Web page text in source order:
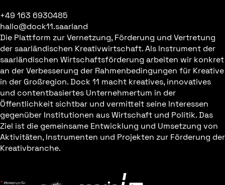
+49 163 6930485
hallo@dock11.saarland
Die Plattform zur Vernetzung, Förderung und Vertretung
der saarländischen Kreativwirtschaft. Als Instrument der
saarländischen Wirtschaftsförderung arbeiten wir konkret
an der Verbesserung der Rahmenbedingungen für Kreative
in der Großregion. Dock 11 macht kreatives, innovatives
und contentbasiertes Unternehmertum in der
Öffentlichkeit sichtbar und vermittelt seine Interessen
gegenüber Institutionen aus Wirtschaft und Politik. Das
Ziel ist die gemeinsame Entwicklung und Umsetzung von
Aktivitäten, Instrumenten und Projekten zur Förderung der
Kreativbranche.